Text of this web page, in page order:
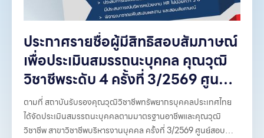
ประกาศรายชื่อผู้มีสิทธิสอบสัมภาษณ์
เพื่อประเมินสมรรถนะบุคคล คุณวุฒิ
วิชาชีพระดับ 4 ครั้งที่ 3/2569 ศูนย์
สอบมหาวิทยาลัยเชียงใหม่
ตามที่ สถาบันรับรองคุณวุฒิวิชาชีพทรัพยากรบุคคลประเทศไทย
ได้จัดประเมินสมรรถนะบุคคลตามมาตรฐานอาชีพและคุณวุฒิ
วิชาชีพ สาขาวิชาชีพบริหารงานบุคคล ครั้งที่ 3/2569 ศูนย์สอบ